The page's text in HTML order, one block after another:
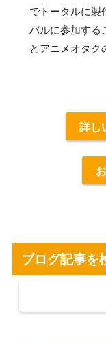
でトータルに製
バルに参加する
とアニメオタク
詳し
ブログ記事を